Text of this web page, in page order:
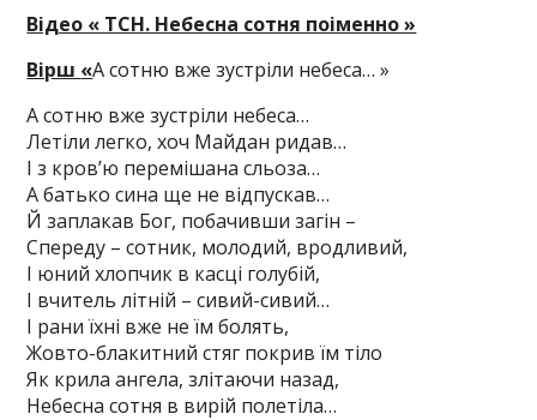
Відео « ТСН. Небесна сотня поіменно »
Вірш «А сотню вже зустріли небеса… »
А сотню вже зустріли небеса…
Летіли легко, хоч Майдан ридав…
І з кров’ю перемішана сльоза…
А батько сина ще не відпускав…
Й заплакав Бог, побачивши загін –
Спереду – сотник, молодий, вродливий,
І юний хлопчик в касці голубій,
І вчитель літній – сивий-сивий…
І рани їхні вже не їм болять,
Жовто-блакитний стяг покрив їм тіло
Як крила ангела, злітаючи назад,
Небесна сотня в вирій полетіла…